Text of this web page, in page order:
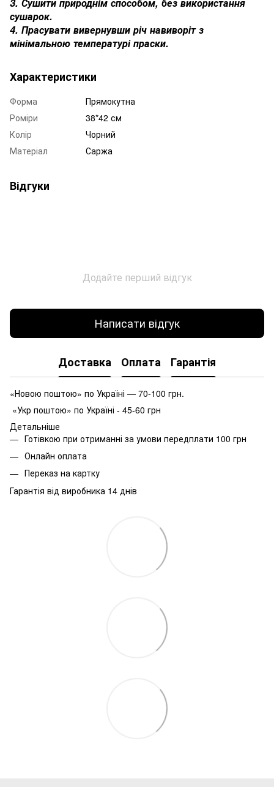
сушарок.
4. Прасувати вивернувши річ навиворіт з
мінімальною температурі праски.
Характеристики
Форма
Прямокутна
Роміри
38*42 см
Колір
Чорний
Матеріал
Саржа
Відгуки
Додайте перший відгук
Написати відгук
Доставка Оплата Гарантія
«Новою поштою» по Україні — 70-100 грн.
«Укр поштою» по Україні - 45-60 грн
Детальніше
Готівкою при отриманні за умови передплати 100 грн
Онлайн оплата
Переказ на картку
Гарантія від виробника 14 днів